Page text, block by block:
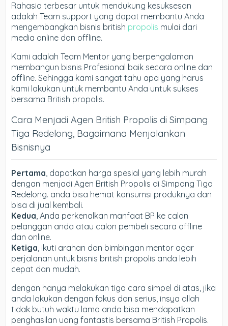
Rahasia terbesar untuk mendukung kesuksesan
adalah Team support yang dapat membantu Anda
mengembangkan bisnis british propolis mulai dari
media online dan offline.
Kami adalah Team Mentor yang berpengalaman
membangun bisnis Profesional baik secara online dan
offline. Sehingga kami sangat tahu apa yang harus
kami lakukan untuk membantu Anda untuk sukses
bersama British propolis.
Cara Menjadi Agen British Propolis di Simpang
Tiga Redelong, Bagaimana Menjalankan
Bisnisnya
Pertama, dapatkan harga spesial yang lebih murah
dengan menjadi Agen British Propolis di Simpang Tiga
Redelong. anda bisa hemat konsumsi produknya dan
bisa di jual kembali.
Kedua, Anda perkenalkan manfaat BP ke calon
pelanggan anda atau calon pembeli secara offline
dan online.
Ketiga, ikuti arahan dan bimbingan mentor agar
perjalanan untuk bisnis british propolis anda lebih
cepat dan mudah.
dengan hanya melakukan tiga cara simpel di atas, jika
anda lakukan dengan fokus dan serius, insya allah
tidak butuh waktu lama anda bisa mendapatkan
penghasilan uang fantastis bersama British Propolis.